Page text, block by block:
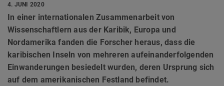
4. JUNI 2020
In einer internationalen Zusammenarbeit von
Wissenschaftlern aus der Karibik, Europa und
Nordamerika fanden die Forscher heraus, dass die
karibischen Inseln von mehreren aufeinanderfolgenden
Einwanderungen besiedelt wurden, deren Ursprung sich
auf dem amerikanischen Festland befindet.